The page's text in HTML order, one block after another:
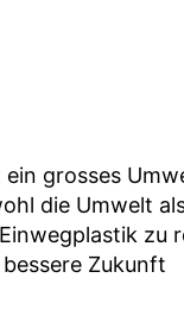
grosses
die Umwelt
zu
Zukunft